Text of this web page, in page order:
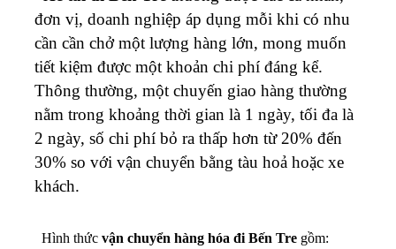
đơn vị, doanh nghiệp áp dụng mỗi khi có nhu
cần cần chở một lượng hàng lớn, mong muốn
tiết kiệm được một khoản chi phí đáng kể.
Thông thường, một chuyến giao hàng thường
nằm trong khoảng thời gian là 1 ngày, tối đa là
2 ngày, số chi phí bỏ ra thấp hơn từ 20% đến
30% so với vận chuyển bằng tàu hoả hoặc xe
khách.
Hình thức vận chuyển hàng hóa đi Bến Tre gồm: